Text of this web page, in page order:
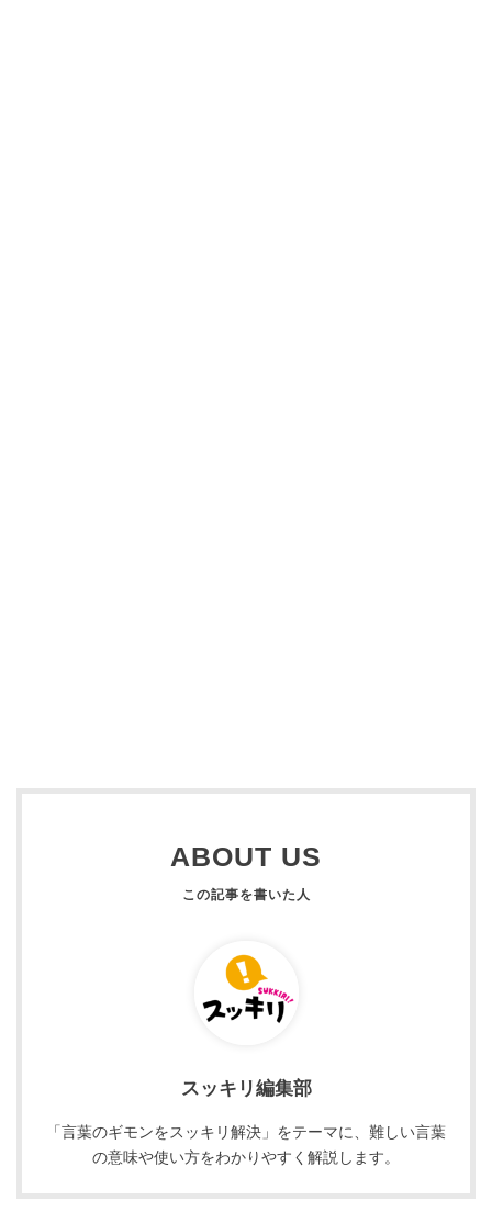
ABOUT US
スッキリ編集部
「言葉のギモンをスッキリ解決」をテーマに、難しい言葉
の意味や使い方をわかりやすく解説します。